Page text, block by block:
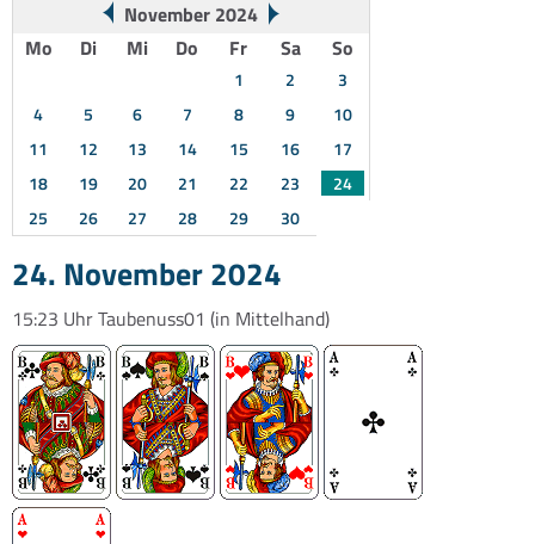
November 2024
Mo
Di Mi Do Fr Sa So
1 2
3
4
5 6 7 8 9
10
11
12 13 14 15 16
17
18
19 20 21 22 23
24
25
26 27 28 29 30
24. November 2024
15:23 UhrTaubenuss01 (in Mittelhand)